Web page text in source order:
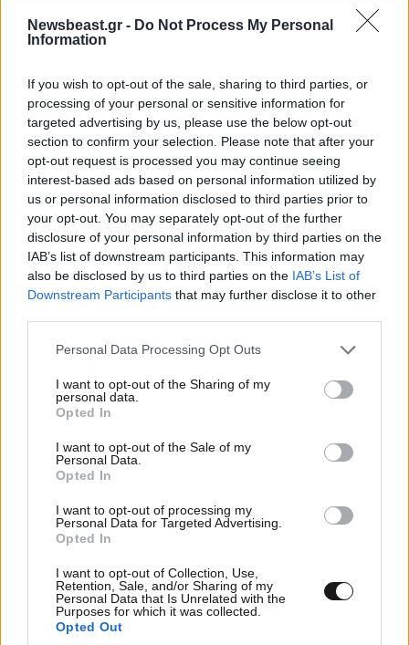
Newsbeast.gr - Do Not Process My Personal
Information
If you wish to opt-out of the sale, sharing to third parties, or
processing of your personal or sensitive information for
targeted advertising by us, please use the below opt-out
section to confirm your selection. Please note that after your
opt-out request is processed you may continue seeing
interest-based ads based on personal information utilized by
us or personal information disclosed to third parties prior to
your opt-out. You may separately opt-out of the further
disclosure of your personal information by third parties on the
IAB’s list of downstream participants. This information may
also be disclosed by us to third parties on the IAB’s List of
Downstream Participants that may further disclose it to other
Please note that this website/app uses one or more Google
not limited to your visit or usage behaviour. You may click to
grant or deny consent to Google and its third-party tags to
use your data for below specified purposes in below Google
consent section.
Personal Data Processing Opt Outs
I want to opt-out of the Sharing of my
personal data.
Opted In
I want to opt-out of the Sale of my
Personal Data.
Opted In
I want to opt-out of processing my
Personal Data for Targeted Advertising.
Opted In
I want to opt-out of Collection, Use,
Retention, Sale, and/or Sharing of my
Personal Data that Is Unrelated with the
Purposes for which it was collected.
Opted Out
Διαβάστε και ακολουθήστε τους κανόνες σχολιασμού
ΠΡΟΣΘΗΚΗ
Αντρέας Παπαδόπουλος 05·04·2025 08:39
Το σανό πάει σύννεφο. Με δημοτικότητα στα τάρταρα
,ειδικά εδώ στα βόρεια, προσπαθεί να ωραίο ποιήσει
καταστάσεις που δεν κοστίζουν και κάτι στον ίδιο
αλλά και στο πελατειακό κράτος που με τόση
βυσοδομόν πτώμα της πολιτικής.